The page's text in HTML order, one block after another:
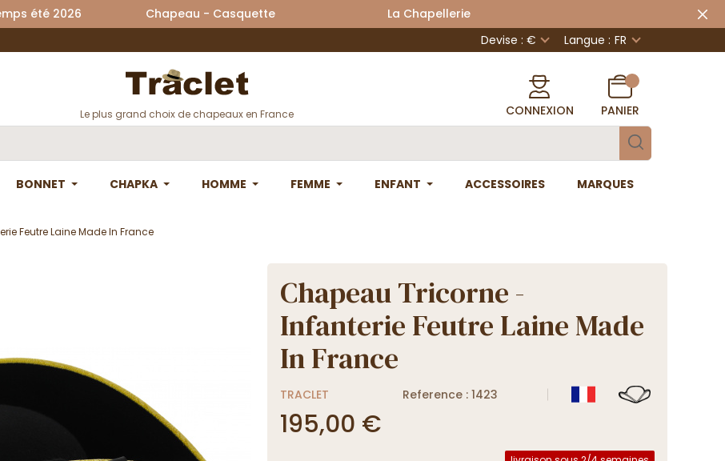
été 2026 Chapeau - Casquette La Chapellerie
Devise : € Langue : FR
Le plus grand choix de chapeaux en France CONNEXION PANIER
BONNET CHAPKA HOMME FEMME ENFANT ACCESSOIRES MARQUES
Feutre Laine Made In France
Chapeau Tricorne -
Infanterie Feutre Laine Made
In France
TRACLET Reference : 1423
195,00 €